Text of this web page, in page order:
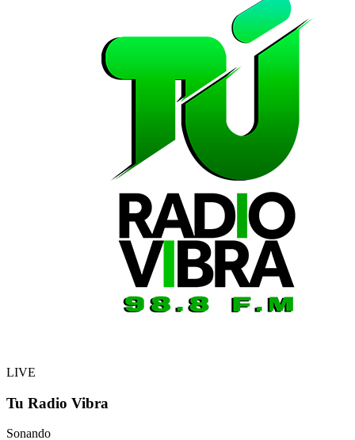
LIVE
Tu Radio Vibra
Sonando